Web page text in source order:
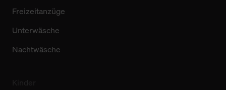
Freizeitanzüge
Unterwäsche
Nachtwäsche